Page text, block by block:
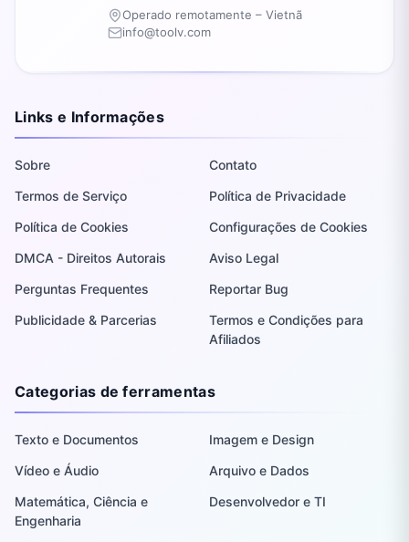
Operado remotamente – Vietnã
info@toolv.com
Links e Informações
Sobre
Contato
Termos de Serviço
Política de Privacidade
Política de Cookies
Configurações de Cookies
DMCA - Direitos Autorais
Aviso Legal
Perguntas Frequentes
Reportar Bug
Publicidade & Parcerias
Termos e Condições para
Afiliados
Categorias de ferramentas
Texto e Documentos
Imagem e Design
Vídeo e Áudio
Arquivo e Dados
Matemática, Ciência e
Engenharia
Desenvolvedor e TI